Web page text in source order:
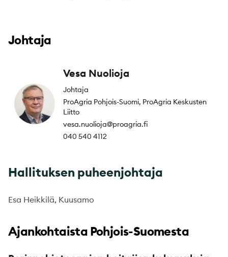
Johtaja
Vesa Nuolioja
Johtaja
ProAgria Pohjois-Suomi, ProAgria Keskusten
Liitto
vesa.nuolioja@proagria.fi
040 540 4112
Hallituksen puheenjohtaja
Esa Heikkilä, Kuusamo
Ajankohtaista Pohjois-Suomesta